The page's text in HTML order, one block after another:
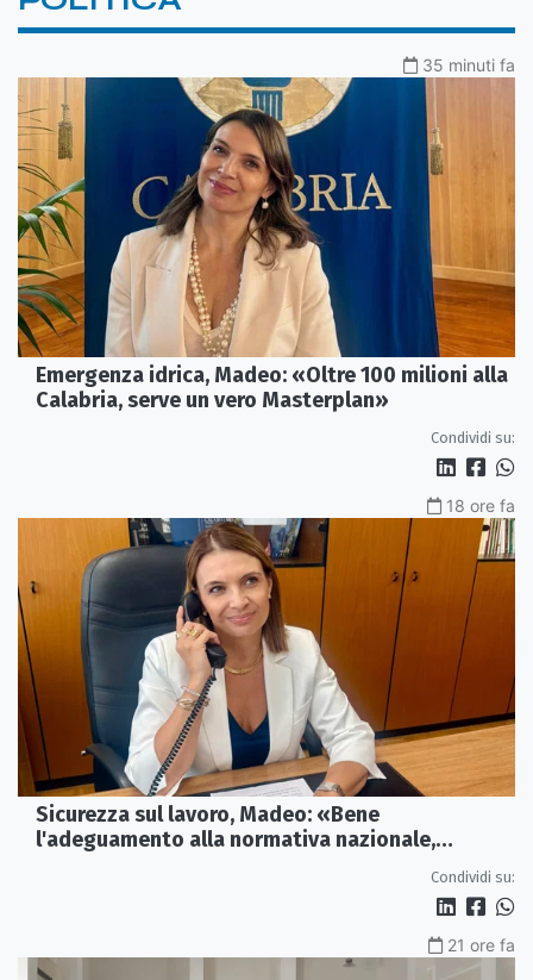
35 minuti fa
Emergenza idrica, Madeo: «Oltre 100 milioni alla
Calabria, serve un vero Masterplan»
Condividi su:
18 ore fa
Sicurezza sul lavoro, Madeo: «Bene
l'adeguamento alla normativa nazionale,
Condividi su:
21 ore fa